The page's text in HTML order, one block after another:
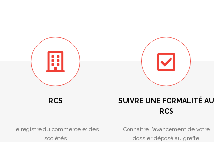
RCS
Le registre du commerce et des
sociétés
SUIVRE UNE FORMALITÉ AU
RCS
Connaitre l'avancement de votre
dossier déposé au greffe